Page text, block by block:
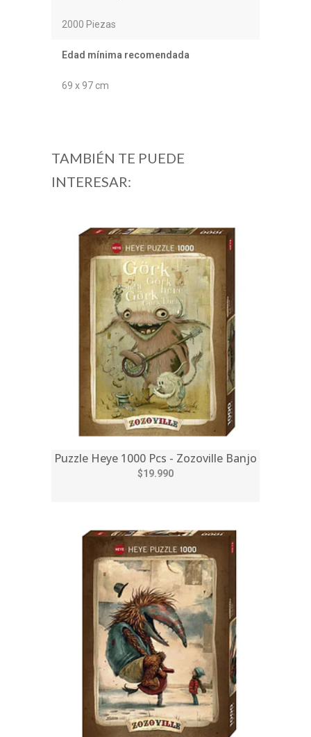
2000 Piezas
Edad mínima recomendada
69 x 97 cm
TAMBIÉN TE PUEDE
INTERESAR:
Puzzle Heye 1000 Pcs - Zozoville Banjo
$19.990